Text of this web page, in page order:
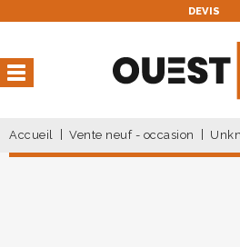
DEVIS
Accueil Vente neuf - occasion
Vous avez une
en cours
Vous n'avez pas de